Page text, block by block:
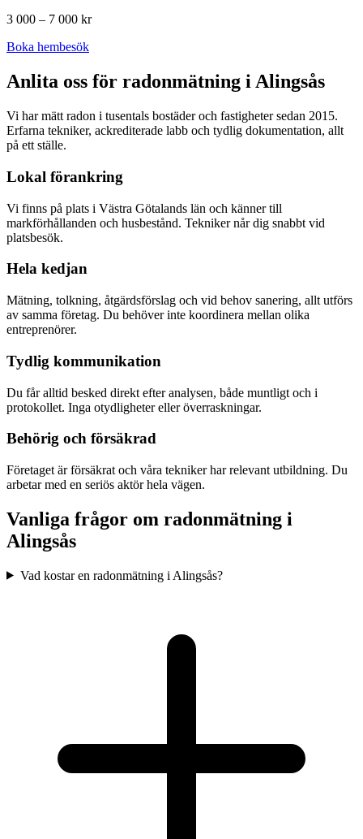
3 000 – 7 000 kr
Boka hembesök
Anlita oss för radonmätning iAlingsås
Vi har mätt radon i tusentals bostäder och fastigheter sedan 2015.
Erfarna tekniker, ackrediterade labb och tydlig dokumentation, allt
på ett ställe.
Lokal förankring
Vi finns på plats i Västra Götalands län och känner till
markförhållanden och husbestånd. Tekniker når dig snabbt vid
platsbesök.
Hela kedjan
Mätning, tolkning, åtgärdsförslag och vid behov sanering, allt utförs
av samma företag. Du behöver inte koordinera mellan olika
entreprenörer.
Tydlig kommunikation
Du får alltid besked direkt efter analysen, både muntligt och i
protokollet. Inga otydligheter eller överraskningar.
Behörig och försäkrad
Företaget är försäkrat och våra tekniker har relevant utbildning. Du
arbetar med en seriös aktör hela vägen.
Vanliga frågor om radonmätning i
Alingsås
Vad kostar en radonmätning i Alingsås?